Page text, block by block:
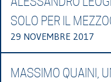
SOLO PER IL
29 NOVEMBRE 2017
MASSIMO QUAINI,